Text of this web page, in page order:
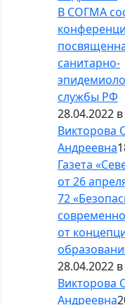
В СОГМА
санитарно-
службы РФ
28.04.2022
Викторова
Андреевна
Газета
от 26
72
от
28.04.2022
Викторова
Андреевна